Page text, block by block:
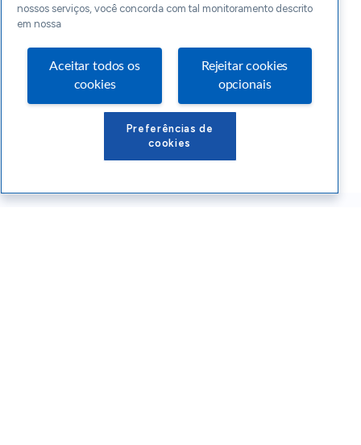
nossos serviços, você concorda com tal monitoramento descrito
em nossa
Aceitar todos os
cookies
Rejeitar cookies
opcionais
Preferências de
cookies